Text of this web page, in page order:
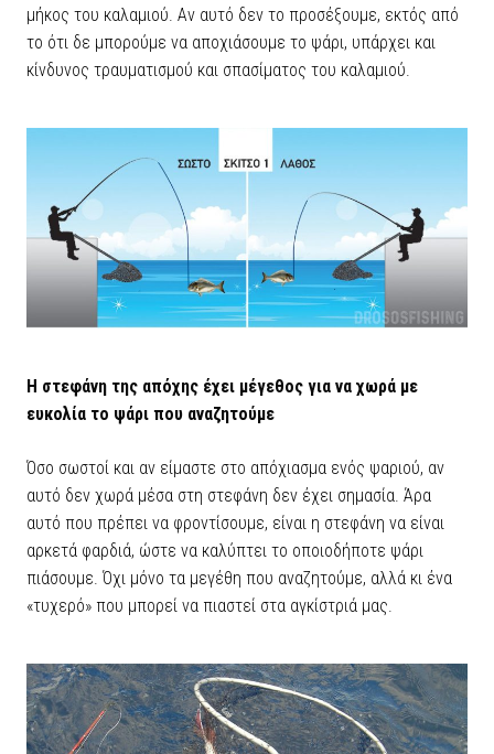
μήκος του καλαμιού. Αν αυτό δεν το προσέξουμε, εκτός από
το ότι δε μπορούμε να αποχιάσουμε το ψάρι, υπάρχει και
κίνδυνος τραυματισμού και σπασίματος του καλαμιού.
Η στεφάνη της απόχης έχει μέγεθος για να χωρά με
ευκολία το ψάρι που αναζητούμε
Όσο σωστοί και αν είμαστε στο απόχιασμα ενός ψαριού, αν
αυτό δεν χωρά μέσα στη στεφάνη δεν έχει σημασία. Άρα
αυτό που πρέπει να φροντίσουμε, είναι η στεφάνη να είναι
αρκετά φαρδιά, ώστε να καλύπτει το οποιοδήποτε ψάρι
πιάσουμε. Όχι μόνο τα μεγέθη που αναζητούμε, αλλά κι ένα
«τυχερό» που μπορεί να πιαστεί στα αγκίστριά μας.